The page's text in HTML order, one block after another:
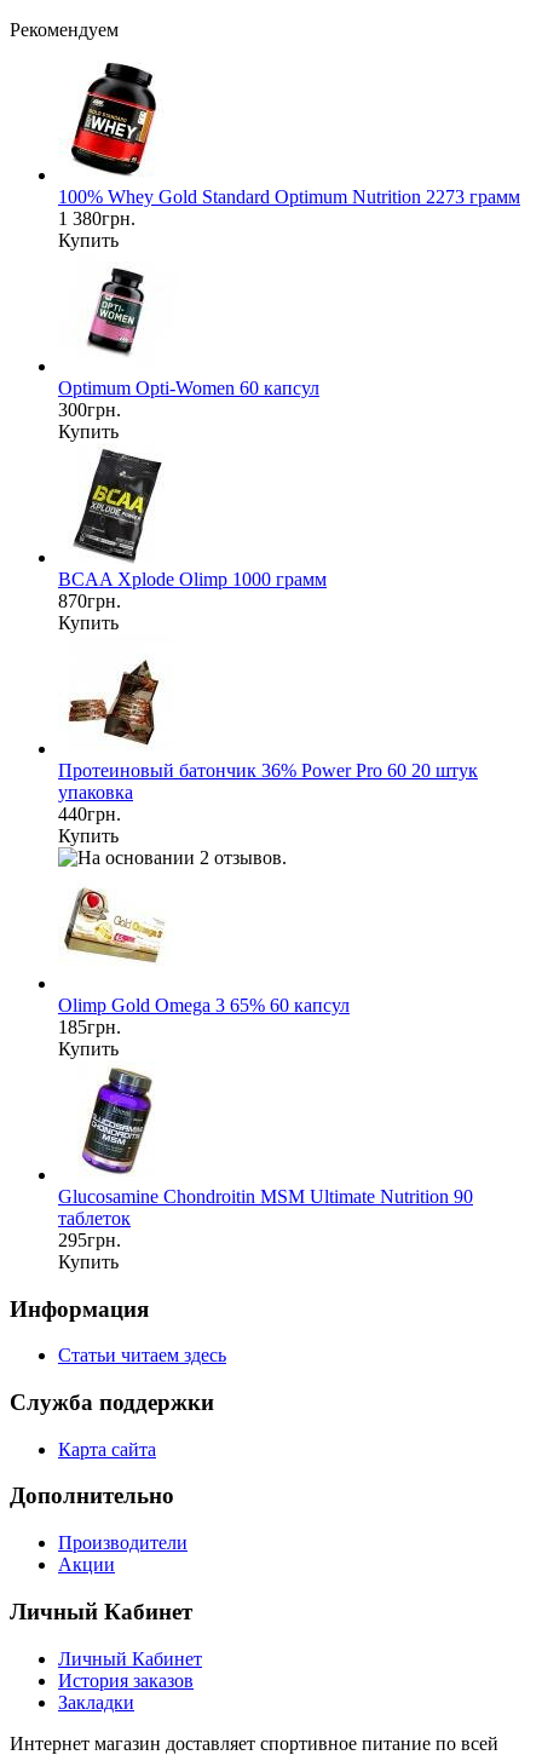
Рекомендуем
100% Whey Gold Standard Optimum Nutrition 2273 грамм
1 380грн.
Купить
Optimum Opti-Women 60 капсул
300грн.
Купить
BCAA Xplode Olimp 1000 грамм
870грн.
Купить
Протеиновый батончик 36% Power Pro 60 20 штук
упаковка
440грн.
Купить
Olimp Gold Omega 3 65% 60 капсул
185грн.
Купить
Glucosamine Chondroitin MSM Ultimate Nutrition 90
таблеток
295грн.
Купить
Информация
Статьи читаем здесь
Служба поддержки
Карта сайта
Дополнительно
Производители
Акции
Личный Кабинет
Личный Кабинет
История заказов
Закладки
Интернет магазин доставляет спортивное питание по всей